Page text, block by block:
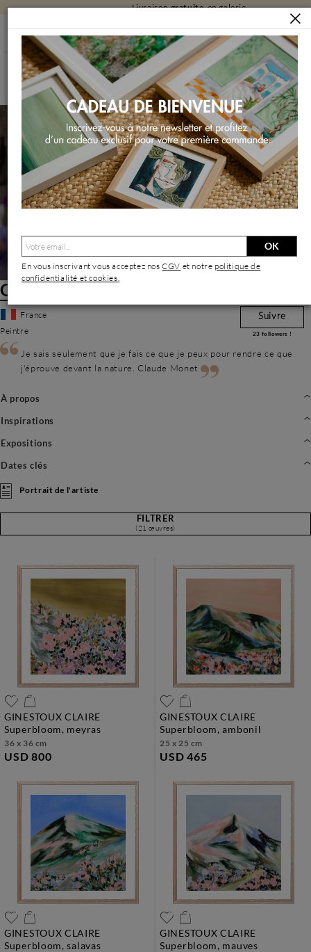
Livraisongratuiteen galerie
ARTISTES GINESTOUX CLAIRE
Ginestoux Claire | Artiste Contemporain : Oeuvres & Biographie
Ginestoux Claire
France
Peintre
Suivre
23 followers !
Je sais seulement que je fais ce que je peux pour rendre ce que
j'éprouve devant la nature. Claude Monet
À propos
Inspirations
Expositions
Dates clés
Portrait de l'artiste
FILTRER
(21 œuvres)
GINESTOUX CLAIRE
superbloom, meyras
36 x 36 cm
USD 800
GINESTOUX CLAIRE
superbloom, ambonil
25 x 25 cm
USD 465
GINESTOUX CLAIRE
superbloom, salavas
GINESTOUX CLAIRE
superbloom, mauves
OK
En vous inscrivant vous acceptez nosCGV et notre politique de
confidentialité et cookies.